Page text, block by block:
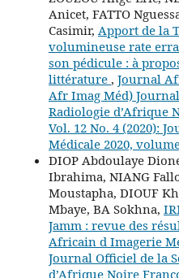
Anicet, FATTO
Casimir, Apport de la
volumineuse rate
son pédicule : à
littérature , Journal
Afr Imag Méd)
Radiologie d’Afrique
Vol. 12 No. 4 (2020):
Médicale 2020,
DIOP Abdoulaye
Ibrahima, NIANG
Moustapha, DIOUF
Mbaye, BA Sokhna,
Jamm : revue des
Africain d Imagerie
Journal Officiel de la
d’Afrique Noire